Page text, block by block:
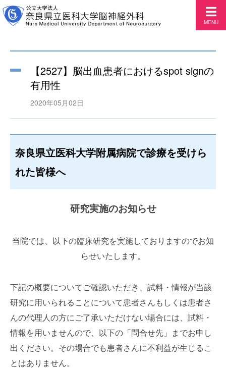
MENU
【2527】脳出血患者におけるspot signの
有用性
2020年05月02日
奈良県立医科大学附属病院で診療を受けら
れた皆様へ
研究実施のお知らせ
当院では、以下の臨床研究を実施しておりますのでお知
らせいたします。
下記の概要についてご確認いただき、試料・情報が当該
研究に用いられることについて患者さんもしくは患者さ
んの代理人の方にご了承いただけない場合には、試料・
情報を用いませんので、以下の「問合せ先」までお申し
出ください。その場合でも患者さんに不利益が生じるこ
とはありません。